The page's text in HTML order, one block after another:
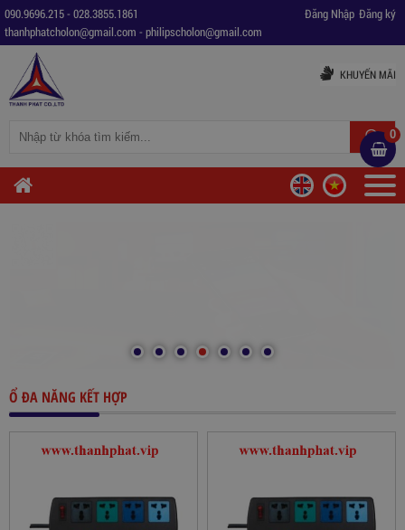
090.9696.215- 028.3855.1861
thanhphatcholon@gmail.com - philipscholon@gmail.com
Đăng ký
Đăng Nhập
KHUYẾN MÃI
0
Ổ ĐA NĂNG KẾT HỢP